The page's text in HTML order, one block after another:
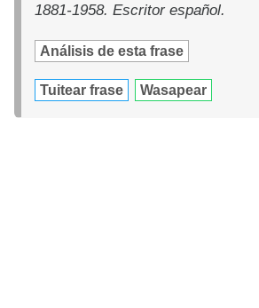
1881-1958. Escritor español.
Análisis de esta frase
Tuitear frase Wasapear